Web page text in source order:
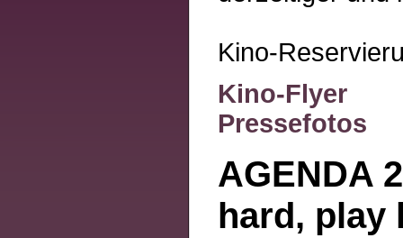
Kino-
Kino-Flyer
Pressefotos
AGENDA
hard, play